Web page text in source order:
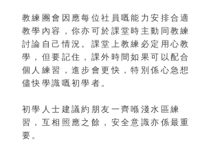
教練團會因應每位社員嘅能力安排合適
教學內容，你亦可於課堂時主動同教練
討論自己情況。課堂上教練必定用心教
學，但要記住，課外時間如果可以配合
個人練習，進步會更快，特別係心急想
儘快學識嘅初學者。
初學人士建議約朋友一齊喺淺水區練
習，互相照應之餘，安全意識亦係最重
要。